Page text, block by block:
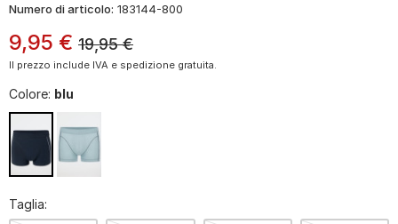
Numero di articolo: 183144-800
9,95 € 19,95€
Il prezzo include IVA e spedizione gratuita.
Colore: blu
Taglia: